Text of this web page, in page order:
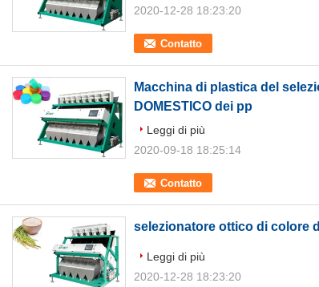
Contatto
2020-12-28 18:23:20
Macchina di plastica del
DOMESTICO dei pp
Contatto
Leggi di più
2020-09-18 18:25:14
selezionatore ottico di colore
Leggi di più
2020-12-28 18:23:20